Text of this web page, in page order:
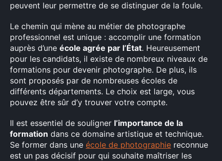
peuvent leur permettre de se distinguer de la foule.
Le chemin qui mène au métier de photographe
professionnel est unique : accomplir une formation
auprès d’une école agrée par l’État. Heureusement
pour les candidats, il existe de nombreux niveaux de
formations pour devenir photographe. De plus, ils
sont proposés par de nombreuses écoles de
différents départements. Le choix est large, vous
pouvez être sûr d’y trouver votre compte.
Il est essentiel de souligner l’importance de la
formation dans ce domaine artistique et technique.
Se former dans une école de photographie reconnue
est un pas décisif pour qui souhaite maîtriser les